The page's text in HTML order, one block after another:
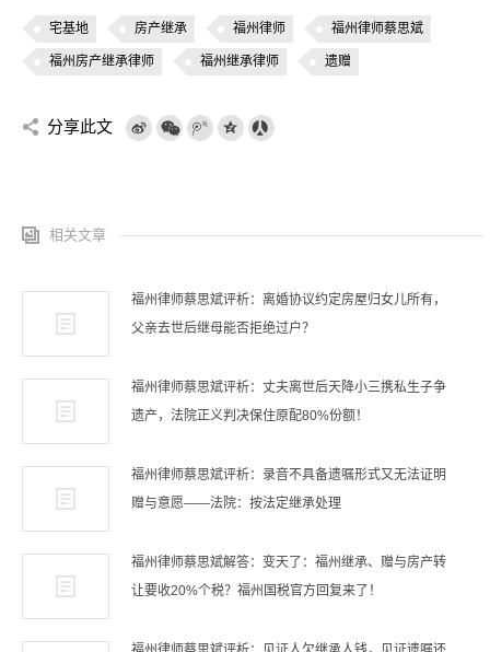
宅基地 房产继承 福州律师 福州律师蔡思斌
福州房产继承律师 福州继承律师 遗赠
分享此文
相关文章
福州律师蔡思斌评析：离婚协议约定房屋归女儿所有，
父亲去世后继母能否拒绝过户？
福州律师蔡思斌评析：丈夫离世后天降小三携私生子争
遗产，法院正义判决保住原配80%份额！
福州律师蔡思斌评析：录音不具备遗嘱形式又无法证明
赠与意愿——法院：按法定继承处理
福州律师蔡思斌解答：变天了：福州继承、赠与房产转
让要收20%个税？福州国税官方回复来了！